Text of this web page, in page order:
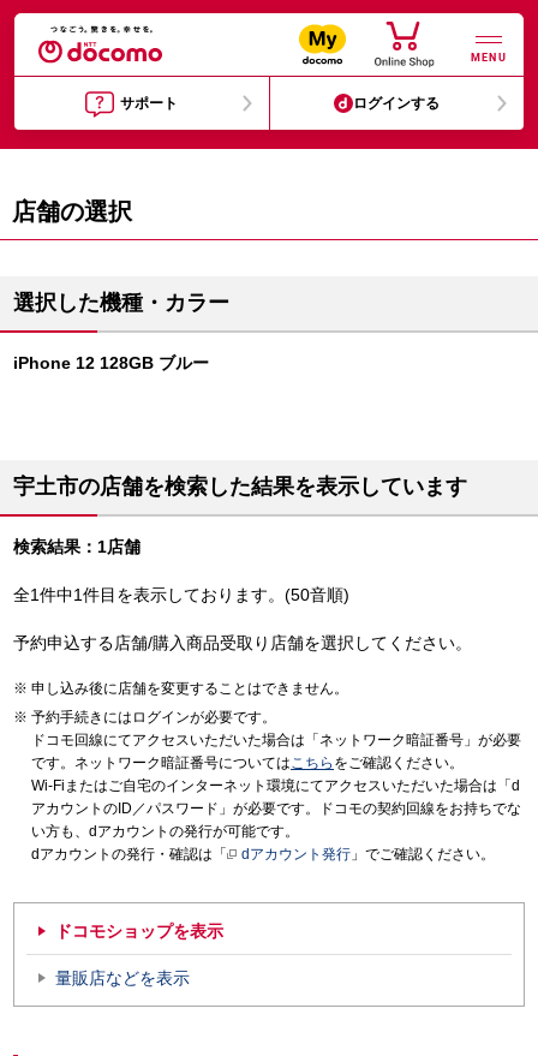
MENU
サポート ログインする
店舗の選択
選択した機種・カラー
iPhone 12 128GB ブルー
宇土市の店舗を検索した結果を表示しています
検索結果：1店舗
全1件中1件目を表示しております。(50音順)
予約申込する店舗/購入商品受取り店舗を選択してください。
申し込み後に店舗を変更することはできません。
予約手続きにはログインが必要です。
ドコモ回線にてアクセスいただいた場合は「ネットワーク暗証番号」が必要
です。ネットワーク暗証番号についてはこちら をご確認ください。
Wi-Fiまたはご自宅のインターネット環境にてアクセスいただいた場合は「d
アカウントのID／パスワード」が必要です。ドコモの契約回線をお持ちでな
い方も、dアカウントの発行が可能です。
dアカウントの発行・確認は「
dアカウント発行 」でご確認ください。
ドコモショップを表示
量販店などを表示